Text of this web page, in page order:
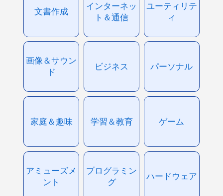
文書作成
インターネッ
ト＆通信
ユーティリテ
ィ
画像＆サウン
ド
ビジネス パーソナル
家庭＆趣味 学習＆教育 ゲーム
アミューズメ
ント
プログラミン
グ
ハードウェア